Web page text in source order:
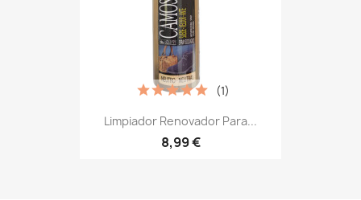
Limpiador Renovador Para...
8,99 €
(1)